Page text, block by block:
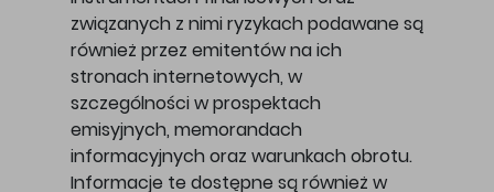
związanych z nimi ryzykach podawane są
również przez emitentów na ich
stronach internetowych, w
szczególności w prospektach
emisyjnych, memorandach
informacyjnych oraz warunkach obrotu.
Informacje te dostępne są również w